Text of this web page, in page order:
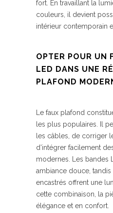
fort. En travaillant la
couleurs, il devient
intérieur contemporain
OPTER POUR UN
LED DANS UNE
PLAFOND
Le faux plafond
les plus populaires. Il
les câbles, de corriger
d’intégrer facilement
modernes. Les bandes
ambiance douce,
encastrés offrent une
cette combinaison, la
élégance et en confort.